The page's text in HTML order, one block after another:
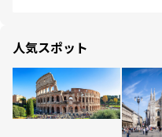
人気スポット